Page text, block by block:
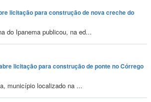
licitação para construção de nova creche do
do Ipanema publicou, na ed...
licitação para construção de ponte no Córrego
município localizado na ...